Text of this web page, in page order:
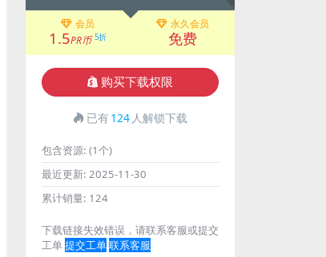
会员
1.5PR币 5折
永久会员
免费
购买下载权限
已有124 人解锁下载
包含资源: (1个)
最近更新: 2025-11-30
累计销量: 124
下载链接失效错误，请联系客服或提交
工单提交工单联系客服